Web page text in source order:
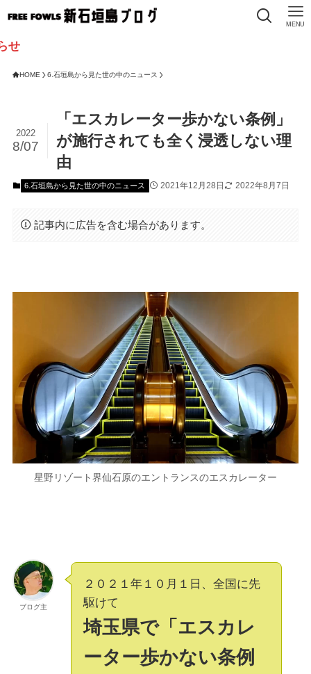
MENU
HOME 6.石垣島から見た世の中のニュース
「エスカレーター歩かない条例」
が施行されても全く浸透しない理
由
2022
8/07
6.石垣島から見た世の中のニュース 2021年12月28日 2022年8月7日
記事内に広告を含む場合があります。
星野リゾート界仙石原のエントランスのエスカレーター
ブログ主
２０２１年１０月１日、全国に先
駆けて
埼玉県で「エスカレ
ーター歩かない条例